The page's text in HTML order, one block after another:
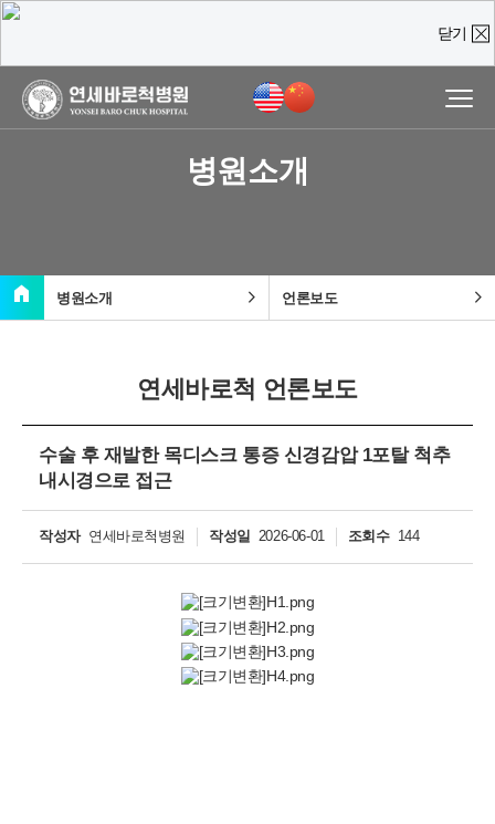
닫기
병원소개
home 병원소개 chevron_right 언론보도 chevron_right
연세바로척 언론보도
수술 후 재발한 목디스크 통증 신경감압 1포탈 척추
내시경으로 접근
작성자 연세바로척병원 작성일 2026-06-01 조회수 144
진료예약 및
실시간상담문의
질문을 남겨주시면,